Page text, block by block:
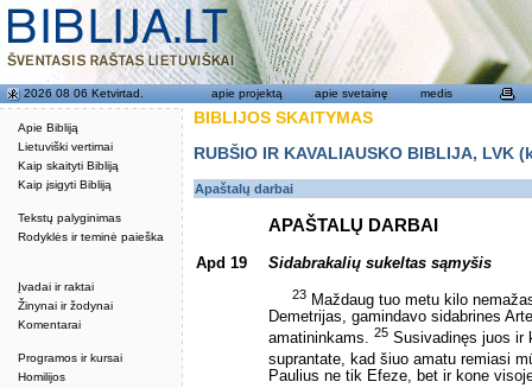
Apie Bibliją
Lietuviški vertimai
Kaip skaityti Bibliją
Kaip įsigyti Bibliją
Tekstų palyginimas
Rodyklės ir teminė paieška
Įvadai ir raktai
Žinynai ir žodynai
Komentarai
Programos ir kursai
Homilijos
2026 08 06 Ketvirtad. apie projektą apie svetainę medis
BIBLIJOS SKAITYMAS
RUBŠIO IR KAVALIAUSKO BIBLIJA,
Apaštalų darbai
APAŠTALŲ DARBAI
Apd 19 Sidabrakalių sukeltas sąmyšis
23 Maždaug tuo metu kilo
Demetrijas, gamindavo sidabrines
amatininkams. 25 Susivadinęs juos ir
suprantate, kad šiuo amatu remiasi
Paulius ne tik Efeze, bet ir kone